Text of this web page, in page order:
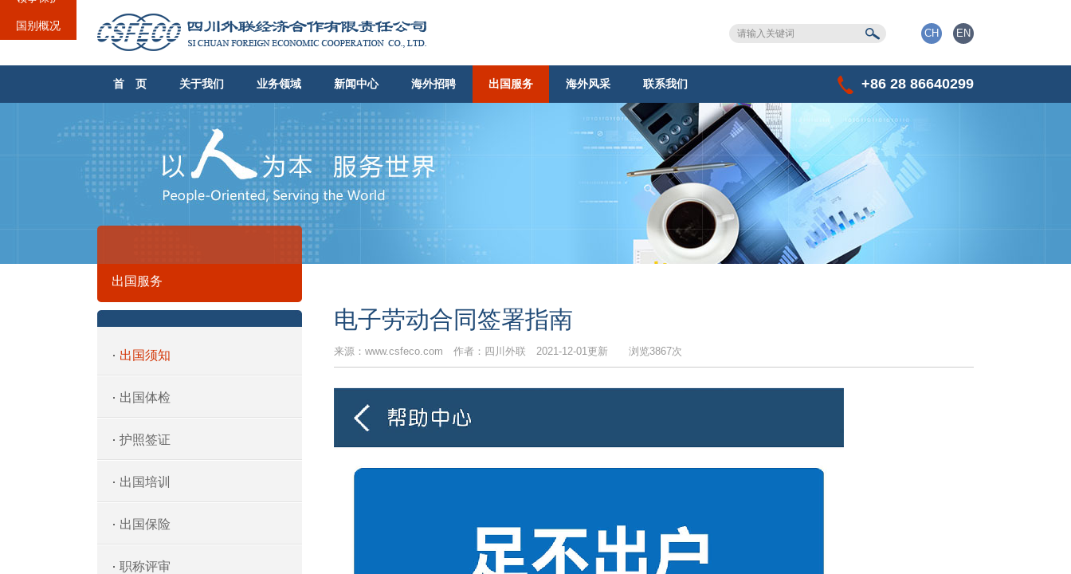
CH EN
首 页 关于我们 业务领域 新闻中心 海外招聘 出国服务 海外风采 联系我们 +86 28 86640299
国别概况
出国服务
出国须知
出国体检
护照签证
出国培训
出国保险
职称评审
电子劳动合同签署指南
来源：www.csfeco.com 作者：四川外联 2021-12-01更新 浏览3867次